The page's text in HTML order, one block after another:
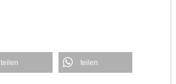
teilen teilen